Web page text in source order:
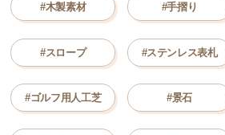
#木製素材 #手摺り
#スロープ #ステンレス表札
#ゴルフ用人工芝 #景石